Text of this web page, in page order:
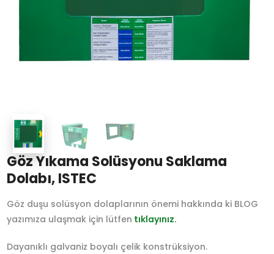
Göz Yıkama Solüsyonu Saklama
Dolabı, ISTEC
Göz duşu solüsyon dolaplarının önemi hakkında ki BLOG
yazımıza ulaşmak için lütfen tıklayınız.
Dayanıklı galvaniz boyalı çelik konstrüksiyon.